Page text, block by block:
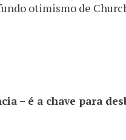
otimismo de
– é a chave para